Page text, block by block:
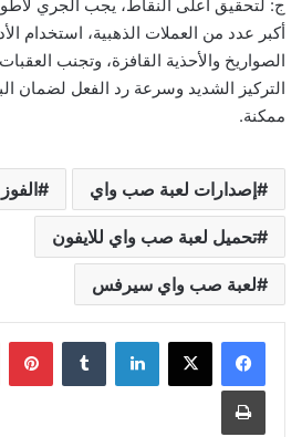
ج: لتحقيق أعلى النقاط، يجب الجري
أكبر عدد من العملات الذهبية، استخدام
الصواريخ والأحذية القافزة، وتجنب
التركيز الشديد وسرعة رد الفعل لضمان
ممكنة.
إصدارات لعبة صب واي
تحميل لعبة صب واي للايفون
لعبة صب واي سيرفس
لينكدإن
طباعة